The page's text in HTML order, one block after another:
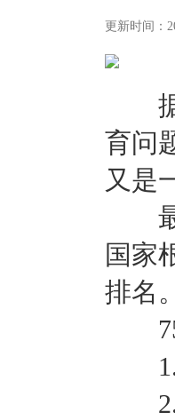
更新时间：
据
育问
又是
最
国家
排名。
75
1.
2.